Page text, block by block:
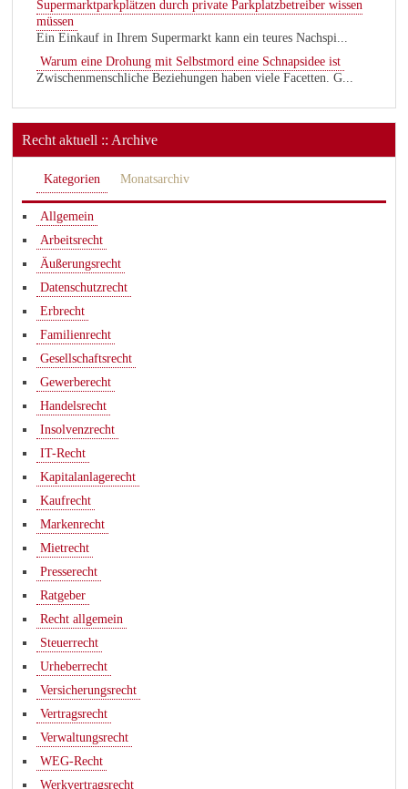
Supermarktparkplätzen durch private Parkplatzbetreiber wissen
müssen
Ein Einkauf in Ihrem Supermarkt kann ein teures Nachspi...
Warum eine Drohung mit Selbstmord eine Schnapsidee ist
Zwischenmenschliche Beziehungen haben viele Facetten. G...
Recht aktuell :: Archive
Kategorien Monatsarchiv
Allgemein
Arbeitsrecht
Äußerungsrecht
Datenschutzrecht
Erbrecht
Familienrecht
Gesellschaftsrecht
Gewerberecht
Handelsrecht
Insolvenzrecht
IT-Recht
Kapitalanlagerecht
Kaufrecht
Markenrecht
Mietrecht
Presserecht
Ratgeber
Recht allgemein
Steuerrecht
Urheberrecht
Versicherungsrecht
Vertragsrecht
Verwaltungsrecht
WEG-Recht
Werkvertragsrecht